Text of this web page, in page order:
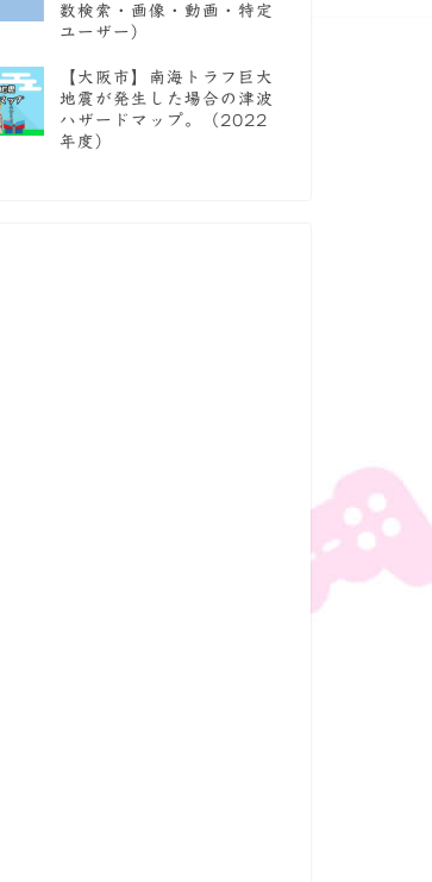
数検索・画像・動画・特定
ユーザー）
【大阪市】南海トラフ巨大
地震が発生した場合の津波
ハザードマップ。（2022
年度）